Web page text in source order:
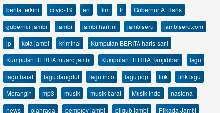
berita terkini
covid-19 en film fr
Gubernur Al Haris
gubernur jambi
jambi jambi hari ini jambiseru
jambiseru.com
jp
kota jambi kriminal
Kumpulan BERITA haris-sani
Kumpulan BERITA muaro jambi
Kumpulan BERITA Tanjabbar
lagu
lagu barat
lagu dangdut lagu indo lagu pop lirik
lirik lagu
Merangin
mp3 musik musik barat Musik Indo
nasional
news
olahraga pemprov jambi pilgub jambi
Pilkada Jambi